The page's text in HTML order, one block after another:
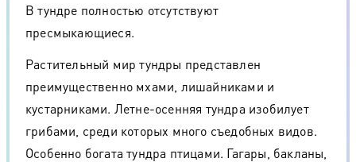
В тундре полностью отсутствуют
пресмыкающиеся.
Растительный мир тундры представлен
преимущественно мхами, лишайниками и
кустарниками. Летне-осенняя тундра изобилует
грибами, среди которых много съедобных видов.
Особенно богата тундра птицами. Гагары, бакланы,